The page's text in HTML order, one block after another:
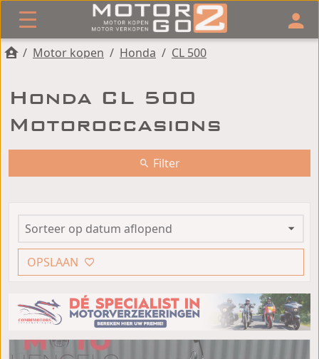
/ Motor kopen / Honda / CL 500
Honda CL 500
Motoroccasions
Filter
OPSLAAN